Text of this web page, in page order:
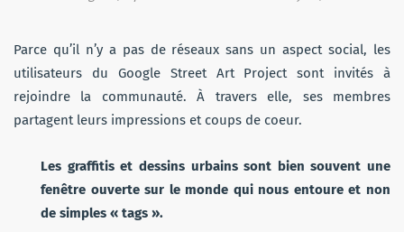
Parce qu’il n’y a pas de réseaux sans un aspect social, les
utilisateurs du Google Street Art Project sont invités à
rejoindre la communauté. À travers elle, ses membres
partagent leurs impressions et coups de coeur.
Les graffitis et dessins urbains sont bien souvent une
fenêtre ouverte sur le monde qui nous entoure et non
de simples « tags ».